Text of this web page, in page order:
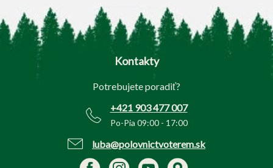
Z
Kontakty
Potrebujete poradiť?
+421 903 477 007
Po-Pia 09:00 - 17:00
luba@polovnictvoterem.sk